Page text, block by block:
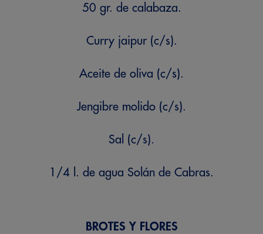
50 gr. de calabaza.
Curry jaipur (c/s).
Aceite de oliva (c/s).
Jengibre molido (c/s).
Sal (c/s).
1/4 l. de agua Solán de Cabras.
BROTES Y FLORES